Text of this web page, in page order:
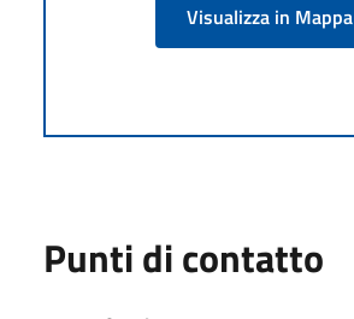
Visualizza in Mappa
Punti di contatto